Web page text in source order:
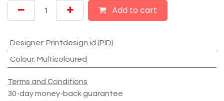
Add to cart
Designer: Printdesign.id (PID)
Colour: Multicoloured
Terms and Conditions
30-day money-back guarantee